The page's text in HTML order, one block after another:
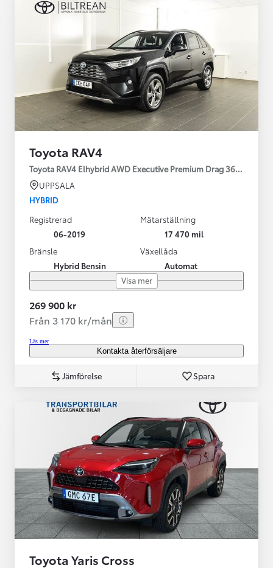
Toyota RAV4
Toyota RAV4 Elhybrid AWD Executive Premium Drag 360-kamera
UPPSALA
HYBRID
Registrerad
06-2019
Mätarställning
17 470 mil
Bränsle
Hybrid Bensin
Växellåda
Automat
Visa mer
269 900 kr
Från 3 170 kr/mån
Läs mer
Kontakta återförsäljare
Jämförelse Spara
Toyota Yaris Cross